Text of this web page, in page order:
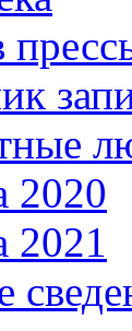
2020
2021